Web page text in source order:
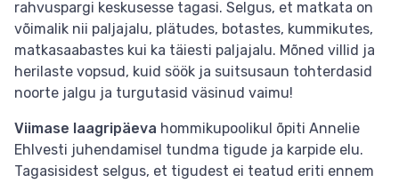
rahvuspargi keskusesse tagasi. Selgus, et matkata on
võimalik nii paljajalu, plätudes, botastes, kummikutes,
matkasaabastes kui ka täiesti paljajalu. Mõned villid ja
herilaste vopsud, kuid söök ja suitsusaun tohterdasid
noorte jalgu ja turgutasid väsinud vaimu!
Viimase laagripäeva hommikupoolikul õpiti Annelie
Ehlvesti juhendamisel tundma tigude ja karpide elu.
Tagasisidest selgus, et tigudest ei teatud eriti ennem